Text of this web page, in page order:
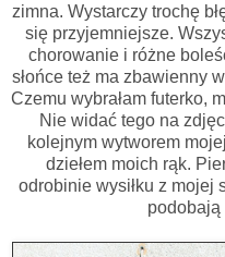
zimna. Wystarczy trochę
się przyjemniejsze.
chorowanie i różne
słońce też ma zbawienny
Czemu wybrałam futerko,
Nie widać tego na
kolejnym wytworem
dziełem moich rąk.
odrobinie wysiłku z mojej
podobają